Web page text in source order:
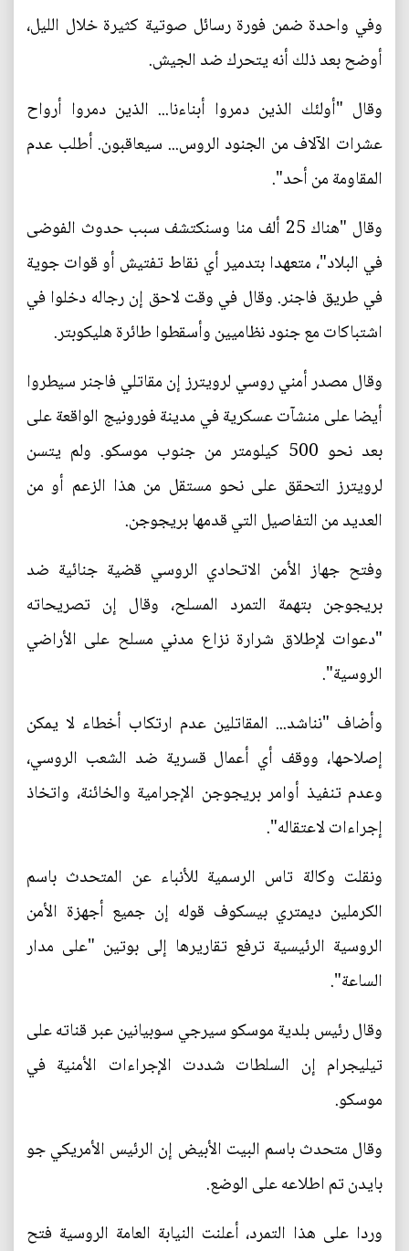
وفي واحدة ضمن فورة رسائل صوتية كثيرة خلال الليل،
أوضح بعد ذلك أنه يتحرك ضد الجيش.
وقال "أولئك الذين دمروا أبناءنا... الذين دمروا أرواح
عشرات الآلاف من الجنود الروس... سيعاقبون. أطلب عدم
المقاومة من أحد".
وقال "هناك 25 ألف منا وسنكتشف سبب حدوث الفوضى
في البلاد"، متعهدا بتدمير أي نقاط تفتيش أو قوات جوية
في طريق فاجنر. وقال في وقت لاحق إن رجاله دخلوا في
اشتباكات مع جنود نظاميين وأسقطوا طائرة هليكوبتر.
وقال مصدر أمني روسي لرويترز إن مقاتلي فاجنر سيطروا
أيضا على منشآت عسكرية في مدينة فورونيج الواقعة على
بعد نحو 500 كيلومتر من جنوب موسكو. ولم يتسن
لرويترز التحقق على نحو مستقل من هذا الزعم أو من
العديد من التفاصيل التي قدمها بريجوجن.
وفتح جهاز الأمن الاتحادي الروسي قضية جنائية ضد
بريجوجن بتهمة التمرد المسلح، وقال إن تصريحاته
"دعوات لإطلاق شرارة نزاع مدني مسلح على الأراضي
الروسية".
وأضاف "نناشد... المقاتلين عدم ارتكاب أخطاء لا يمكن
إصلاحها، ووقف أي أعمال قسرية ضد الشعب الروسي،
وعدم تنفيذ أوامر بريجوجن الإجرامية والخائنة، واتخاذ
إجراءات لاعتقاله".
ونقلت وكالة تاس الرسمية للأنباء عن المتحدث باسم
الكرملين ديمتري بيسكوف قوله إن جميع أجهزة الأمن
الروسية الرئيسية ترفع تقاريرها إلى بوتين "على مدار
الساعة".
وقال رئيس بلدية موسكو سيرجي سوبيانين عبر قناته على
تيليجرام إن السلطات شددت الإجراءات الأمنية في
موسكو.
وقال متحدث باسم البيت الأبيض إن الرئيس الأمريكي جو
بايدن تم اطلاعه على الوضع.
وردا على هذا التمرد، أعلنت النيابة العامة الروسية فتح